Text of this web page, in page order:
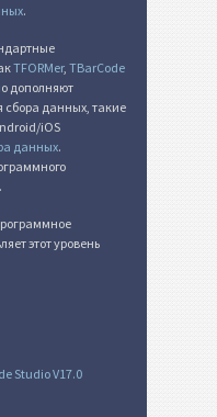
.
TFORMer, TBarCode
дополняют
сбора данных, такие
iOS
данных.
.
этот уровень
Studio V17.0